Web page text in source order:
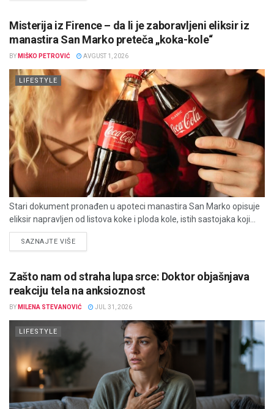
Misterija iz Firence – da li je zaboravljeni eliksir iz
manastira San Marko preteča „koka-kole“
BY MIŠKO PETROVIĆ AVGUST 1, 2026
LIFESTYLE
Stari dokument pronađen u apoteci manastira San Marko opisuje
eliksir napravljen od listova koke i ploda kole, istih sastojaka koji...
SAZNAJTE VIŠEDETAILS
Zašto nam od straha lupa srce: Doktor objašnjava
reakciju tela na anksioznost
BY MILENA STEVANOVIĆ JUL 31, 2026
LIFESTYLE